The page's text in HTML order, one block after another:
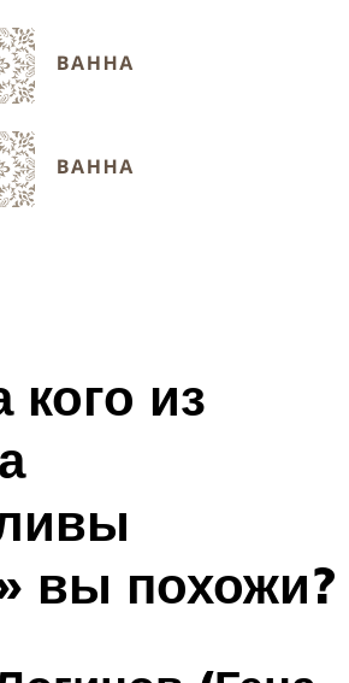
кого из
вы похожи?